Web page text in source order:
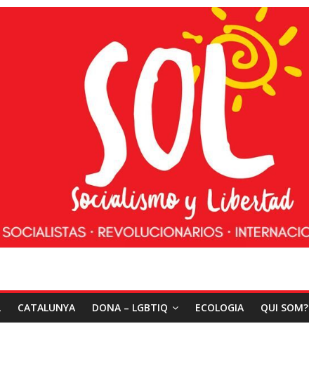
CATALUNYA DONA – LGBTIQ ECOLOGIA QUI SOM?